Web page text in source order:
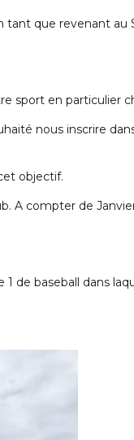
que revenant au
sport en particulier
nous inscrire
objectif.
A compter de
de baseball dans